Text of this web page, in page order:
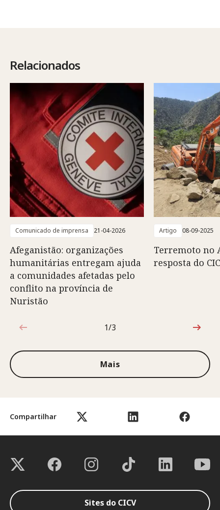
Compartilhar
Relacionados
Comunicado de imprensa 21-04-2026
Afeganistão: organizações
humanitárias entregam ajuda
a comunidades afetadas pelo
conflito na província de
Nuristão
Artigo 08-09-2025
Terremoto no
resposta do
1 de 3
1/3
Mais
Sites do CICV